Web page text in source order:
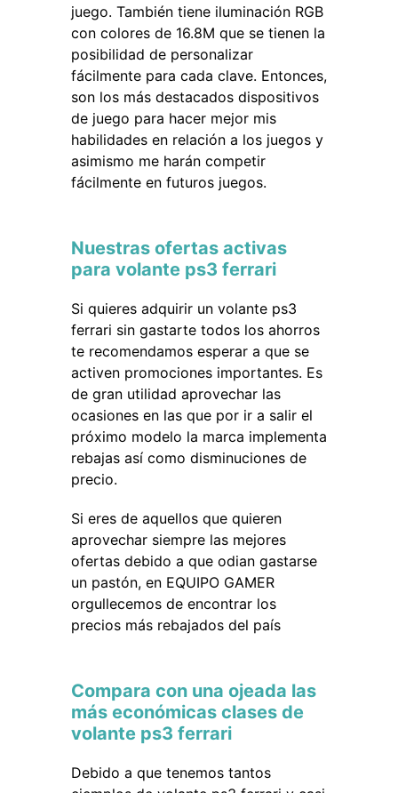
juego. También tiene iluminación RGB
con colores de 16.8M que se tienen la
posibilidad de personalizar
fácilmente para cada clave. Entonces,
son los más destacados dispositivos
de juego para hacer mejor mis
habilidades en relación a los juegos y
asimismo me harán competir
fácilmente en futuros juegos.
Nuestras ofertas activas
para volante ps3 ferrari
Si quieres adquirir un volante ps3
ferrari sin gastarte todos los ahorros
te recomendamos esperar a que se
activen promociones importantes. Es
de gran utilidad aprovechar las
ocasiones en las que por ir a salir el
próximo modelo la marca implementa
rebajas así como disminuciones de
precio.
Si eres de aquellos que quieren
aprovechar siempre las mejores
ofertas debido a que odian gastarse
un pastón, en EQUIPO GAMER
orgullecemos de encontrar los
precios más rebajados del país
Compara con una ojeada las
más económicas clases de
volante ps3 ferrari
Debido a que tenemos tantos